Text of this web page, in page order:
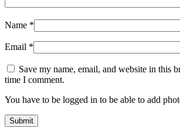
Name *
Email *
Save my name, email, and website in this
time I comment.
You have to be logged in to be able to add